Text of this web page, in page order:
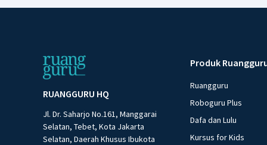
RUANGGURU HQ
Jl. Dr. Saharjo No.161, Manggarai
Selatan, Tebet, Kota Jakarta
Selatan, Daerah Khusus Ibukota
Produk
Ruangguru
Roboguru Plus
Dafa dan Lulu
Kursus for Kids